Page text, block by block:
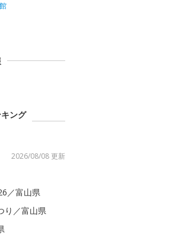
ング
2026/08/08 更新
／富山県
り／富山県